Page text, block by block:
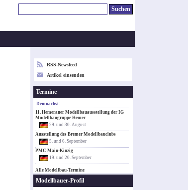
RSS-Newsfeed
Artikel einsenden
Termine
Demnächst:
11. Hemeraner Modellbauausstellung der IG
Modellbaugruppe Hemer
29. und 30. August
Ausstellung des Bremer Modellbauclubs
5. und 6. September
PMC Main-Kinzig
19. und 20. September
Alle Modellbau-Termine
Modellbauer-Profil